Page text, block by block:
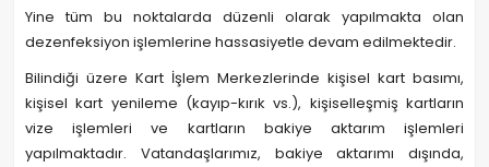
Yine tüm bu noktalarda düzenli olarak yapılmakta olan
dezenfeksiyon işlemlerine hassasiyetle devam edilmektedir.
Bilindiği üzere Kart İşlem Merkezlerinde kişisel kart basımı,
kişisel kart yenileme (kayıp-kırık vs.), kişiselleşmiş kartların
vize işlemleri ve kartların bakiye aktarım işlemleri
yapılmaktadır. Vatandaşlarımız, bakiye aktarımı dışında,